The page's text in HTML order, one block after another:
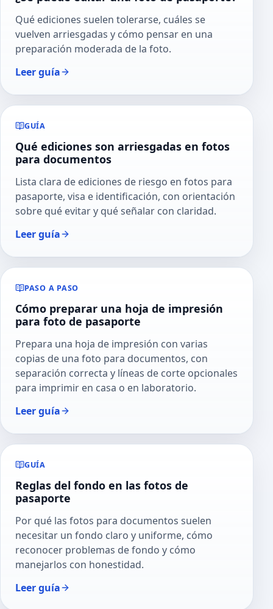
Qué ediciones suelen tolerarse, cuáles se
vuelven arriesgadas y cómo pensar en una
preparación moderada de la foto.
Leer guía
GUÍA
Qué ediciones son arriesgadas en fotos
para documentos
Lista clara de ediciones de riesgo en fotos para
pasaporte, visa e identificación, con orientación
sobre qué evitar y qué señalar con claridad.
Leer guía
PASO A PASO
Cómo preparar una hoja de impresión
para foto de pasaporte
Prepara una hoja de impresión con varias
copias de una foto para documentos, con
separación correcta y líneas de corte opcionales
para imprimir en casa o en laboratorio.
Leer guía
GUÍA
Reglas del fondo en las fotos de
pasaporte
Por qué las fotos para documentos suelen
necesitar un fondo claro y uniforme, cómo
reconocer problemas de fondo y cómo
manejarlos con honestidad.
Leer guía